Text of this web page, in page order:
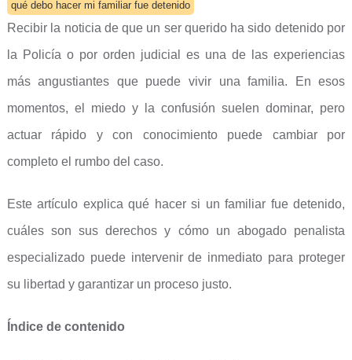
qué debo hacer mi familiar fue detenido
Recibir la noticia de que un ser querido ha sido detenido por
la Policía o por orden judicial es una de las experiencias
más angustiantes que puede vivir una familia. En esos
momentos, el miedo y la confusión suelen dominar, pero
actuar rápido y con conocimiento puede cambiar por
completo el rumbo del caso.
Este artículo explica qué hacer si un familiar fue detenido,
cuáles son sus derechos y cómo un abogado penalista
especializado puede intervenir de inmediato para proteger
su libertad y garantizar un proceso justo.
Índice de contenido